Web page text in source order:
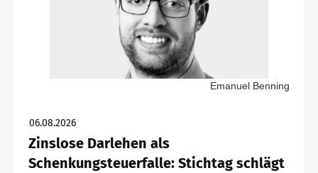
Emanuel Benning
06.08.2026
Zinslose Darlehen als
Schenkungsteuerfalle: Stichtag schlägt